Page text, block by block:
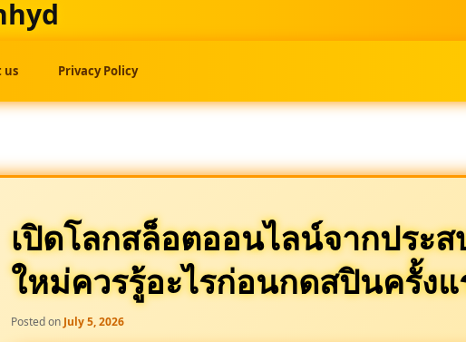
us Privacy Policy
เปิดโลกสล็อตออนไลน์จากประ
ใหม่ควรรู้อะไรก่อนกดสปินครั้ง
Posted on July 5, 2026